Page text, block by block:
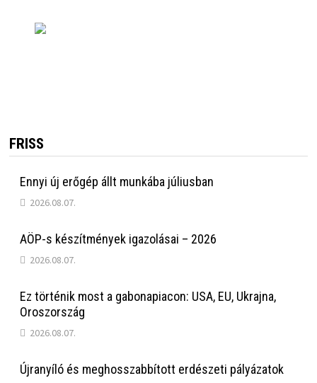
FRISS
Ennyi új erőgép állt munkába júliusban
2026.08.07.
AÖP-s készítmények igazolásai – 2026
2026.08.07.
Ez történik most a gabonapiacon: USA, EU, Ukrajna,
Oroszország
2026.08.07.
Újranyíló és meghosszabbított erdészeti pályázatok